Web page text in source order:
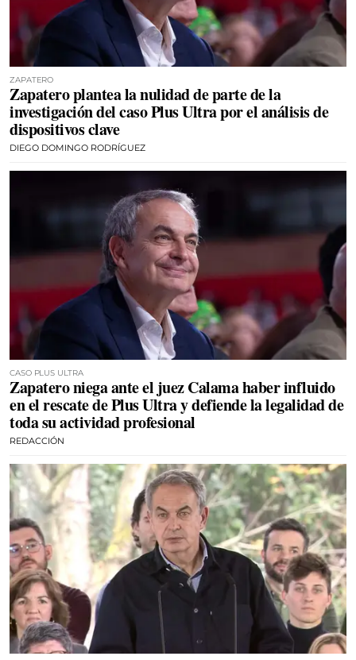
ZAPATERO
Zapatero plantea la nulidad de parte de la
investigación del caso Plus Ultra por el análisis de
dispositivos clave
DIEGO DOMINGO RODRÍGUEZ
CASO PLUS ULTRA
Zapatero niega ante el juez Calama haber influido
en el rescate de Plus Ultra y defiende la legalidad de
toda su actividad profesional
REDACCIÓN